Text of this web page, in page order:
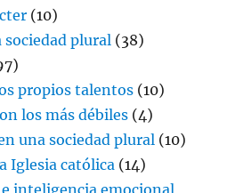
(10)
sociedad plural (38)
propios talentos (10)
los más débiles (4)
una sociedad plural (10)
Iglesia católica (14)
inteligencia emocional